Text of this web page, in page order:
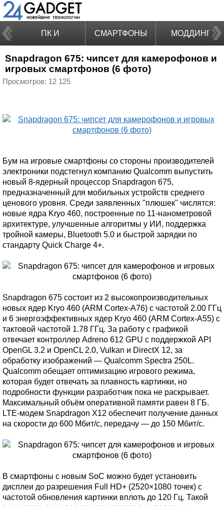
ПК И
НОУТБУКИ
СМАРТФОНЫ МОДДИНГ
Snapdragon 675: чипсет для камерофонов и
игровых смартфонов (6 фото)
Просмотров: 12 125
Бум на игровые смартфоны со стороны производителей
электроники подстегнул компанию Qualcomm выпустить
новый 8-ядерный процессор Snapdragon 675,
предназначенный для мобильных устройств среднего
ценового уровня. Среди заявленных "плюшек" числятся:
новые ядра Kryo 460, построенные по 11-нанометровой
архитектуре, улучшенные алгоритмы у ИИ, поддержка
тройной камеры, Bluetooth 5.0 и быстрой зарядки по
стандарту Quick Charge 4+.
Snapdragon 675 состоит из 2 высокопроизводительных
новых ядер Kryo 460 (ARM Cortex-A76) с частотой 2.00 ГГц
и 6 энергоэффективных ядер Kryo 460 (ARM Cortex-A55) с
тактовой частотой 1.78 ГГц. За работу с графикой
отвечает контроллер Adreno 612 GPU с поддержкой API
OpenGL 3.2 и OpenCL 2.0, Vulkan и DirectX 12, за
обработку изображений — Qualcomm Spectra 250L.
Qualcomm обещает оптимизацию игрового режима,
которая будет отвечать за плавность картинки, но
подробности функции разработчик пока не раскрывает.
Максимальный объём оперативной памяти равен 8 ГБ.
LTE-модем Snapdragon X12 обеспечит получение данных
на скорости до 600 Мбит/с, передачу — до 150 Мбит/с.
В смартфоны с новым SoC можно будет установить
дисплеи до разрешения Full HD+ (2520×1080 точек) с
частотой обновления картинки вплоть до 120 Гц. Такой